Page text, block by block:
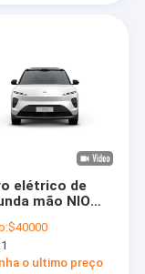
elétrico de
mão NIO
elétrico de
energia usado
$40000
1
o ultimo preço